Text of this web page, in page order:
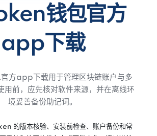
钱包官方
app下载
方app下载用于管理区块链账户与多
用前，应先核对软件来源，并在离线环
境妥善备份助记词。
的版本核验、安装前检查、账户备份和常